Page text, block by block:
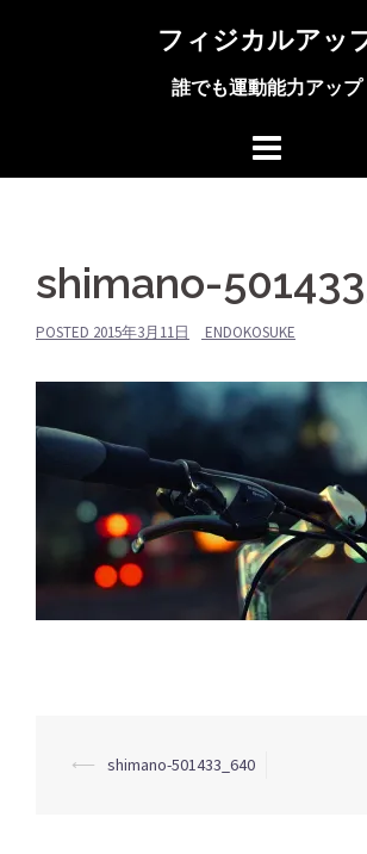
ス
フィジカルアッ
誰でも運動能力アップ
shimano-
POSTED 2015年3月11日 ENDOKOSUKE
投
⟵ shimano-501433_640